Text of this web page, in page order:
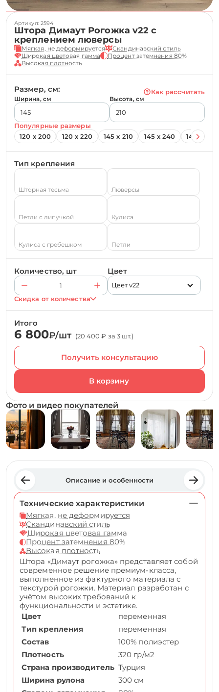
Артикул: 2594
Штора Димаут Рогожка v22 с
креплением люверсы
Мягкая, не деформируется
Скандинавский стиль
Широкая цветовая гамма
Процент затемнения 80%
Высокая плотность
Размер, см: Как рассчитать
Ширина, см Высота, см
Популярные размеры
120 х 200
120 х 220 145 х 210 145 х 240 145 х 260
Тип крепления
Шторная тесьма Люверсы
Петли с липучкой Кулиса
Кулиса с гребешком Петли
Количество, шт Цвет
Цвет v22
Скидка от количества
Итого
6 800₽/шт (20 400 ₽ за 3 шт.)
Получить консультацию
Фото и видео покупателей
Описание и особенности
Технические характеристики
Мягкая, не деформируется
Скандинавский стиль
Широкая цветовая гамма
Процент затемнения 80%
Высокая плотность
Штора «Димаут рогожка» представляет собой
современное решение премиум-класса,
выполненное из фактурного материала с
текстурой рогожки. Материал разработан с
учётом высоких требований к
функциональности и эстетике.
Цвет
переменная
Тип крепления
переменная
Состав
100% полиэстер
Плотность
320 гр/м2
Страна производитель Турция
Ширина рулона
300 см